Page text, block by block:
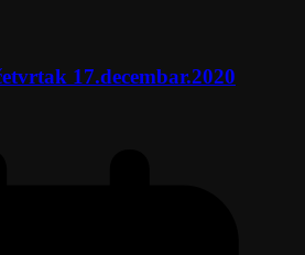
17.decembar.2020